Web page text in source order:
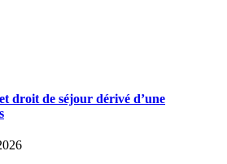
droit de séjour dérivé d’une